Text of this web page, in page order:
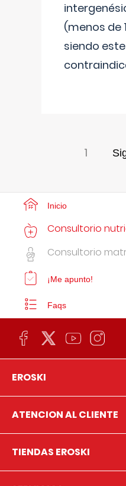
(menos de
siendo
1
Inicio
Consultorio
Consultorio
¡Me apunto!
Faqs
EROSKI
ATENCION AL CLIENTE
TIENDAS EROSKI